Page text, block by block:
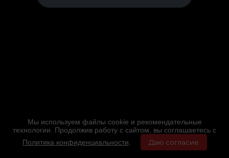
Мы используем файлы cookie и рекомендательные
технологии. Продолжив работу с сайтом, вы соглашаетесь с
Политика конфиденциальности
Даю согласие